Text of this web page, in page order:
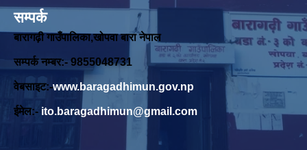
सम्पर्क
बारागढ़ी गाउँपालिका,खोपवा बारा नेपाल
सम्पर्क नम्बर:- 9855048731
वेबसाइट:-www.baragadhimun.gov.np
ईमेल:- ito.baragadhimun@gmail.com